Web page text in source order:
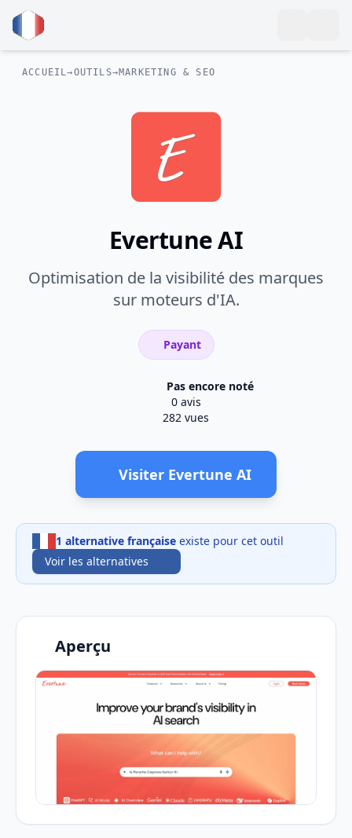
ACCUEIL→OUTILS→MARKETING & SEO
Evertune AI
Optimisation de la visibilité des marques
sur moteurs d'IA.
Payant
Pas encore noté
0 avis
282 vues
Visiter Evertune AI
1 alternative française existe pour cet outil
Voir les alternatives
Aperçu